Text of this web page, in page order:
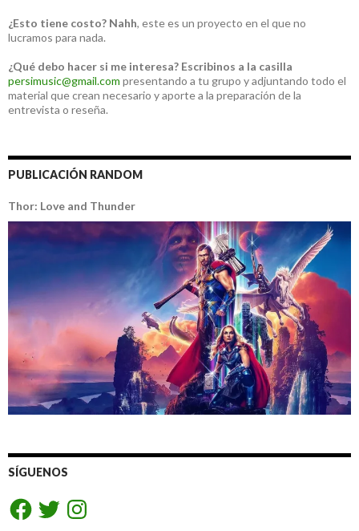
¿Esto tiene costo? Nahh, este es un proyecto en el que no
lucramos para nada.
¿Qué debo hacer si me interesa? Escribinos a la casilla
persimusic@gmail.com presentando a tu grupo y adjuntando todo el
material que crean necesario y aporte a la preparación de la
entrevista o reseña.
PUBLICACIÓN RANDOM
Thor: Love and Thunder
SÍGUENOS
FacebookTwitterInstagram